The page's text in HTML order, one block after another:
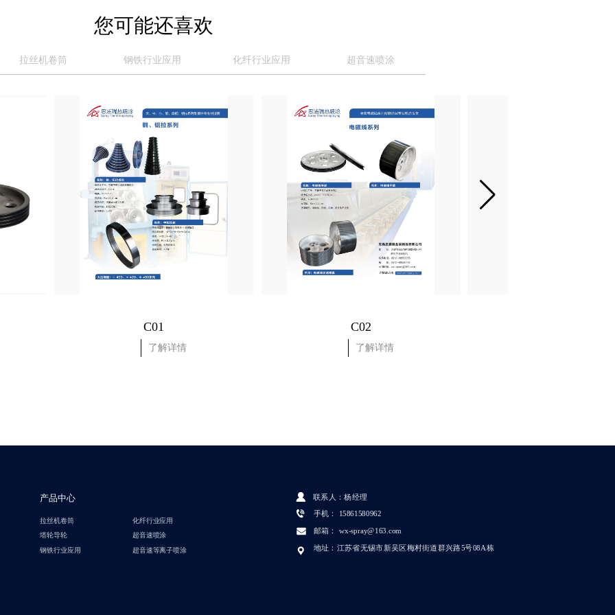
您可能还喜欢
拉丝机卷筒 钢铁行业应用 化纤行业应用 超音速喷涂
C01
了解详情
C02
了解详情
手机： 15861580962
邮箱： wx-spray@163.com
地址：江苏省无锡市新吴区梅村街道群兴路5号08A栋
产品中心
拉丝机卷筒
塔轮导轮
钢铁行业应用
联系人：杨经理
化纤行业应用
超音速喷涂
超音速等离子喷涂